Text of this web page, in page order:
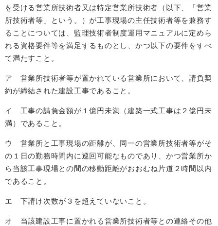
を受ける営業所技術者又は特定営業所技術者（以下、「営業
所技術者等」という。）が工事現場の主任技術者等を兼務す
ることについては、監理技術者制度運用マニュアルに定めら
れる資格要件等を満足するものとし、かつ以下の要件をすべ
て満たすこと。
ア 営業所技術者等が置かれている営業所において、請負契
約が締結された建設工事であること。
イ 工事の請負金額が１億円未満（建築一式工事は２億円未
満）であること。
ウ 営業所と工事現場の距離が、同一の営業所技術者等がそ
の１日の勤務時間内に巡回可能なものであり、かつ営業所か
ら当該工事現場との間の移動距離がおおむね片道２時間以内
であること。
エ 下請け次数が３を超えていないこと。
オ 当該建設工事に置かれる営業所技術者等との連絡その他